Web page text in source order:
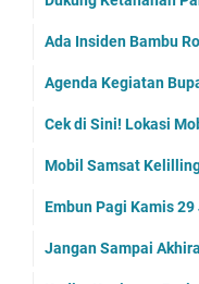
Ada Insiden Bambu
Agenda Kegiatan
Cek di Sini! Lokasi
Mobil Samsat
Embun Pagi Kamis
Jangan Sampai